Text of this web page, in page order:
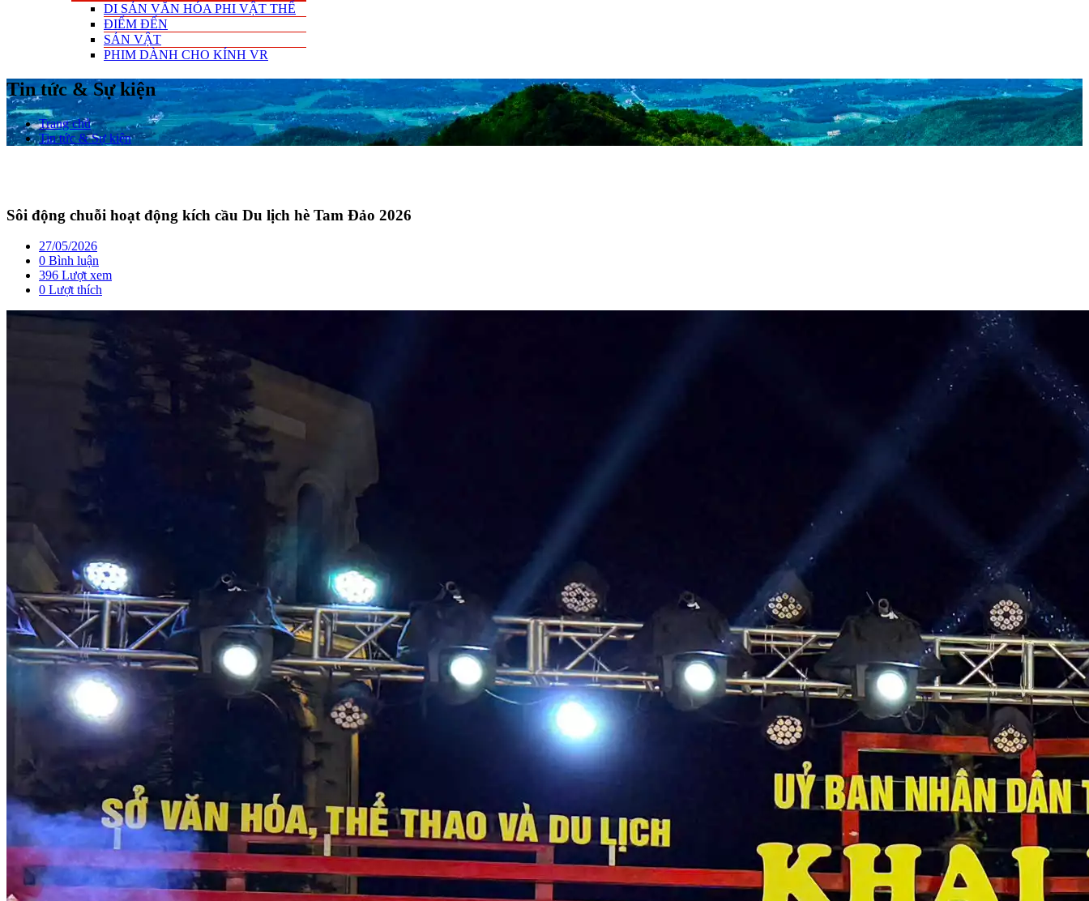
DI SẢN VĂN HÓA PHI VẬT THỂ
ĐIỂM ĐẾN
SẢN VẬT
PHIM DÀNH CHO KÍNH VR
Tin tức & Sự kiện
Trang chủ
Tin tức & Sự kiện
Sôi động chuỗi hoạt động kích cầu Du lịch hè Tam Đảo 2026
27/05/2026
0 Bình luận
396 Lượt xem
0 Lượt thích